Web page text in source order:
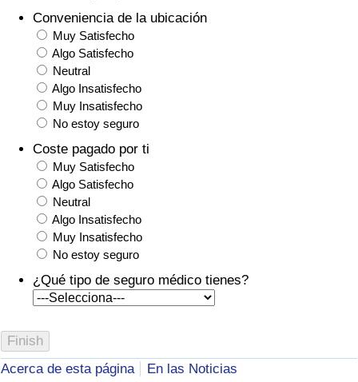
Conveniencia de la ubicación
Muy Satisfecho
Algo Satisfecho
Neutral
Algo Insatisfecho
Muy Insatisfecho
No estoy seguro
Coste pagado por ti
Muy Satisfecho
Algo Satisfecho
Neutral
Algo Insatisfecho
Muy Insatisfecho
No estoy seguro
¿Qué tipo de seguro médico tienes?
Acerca de esta página En las Noticias